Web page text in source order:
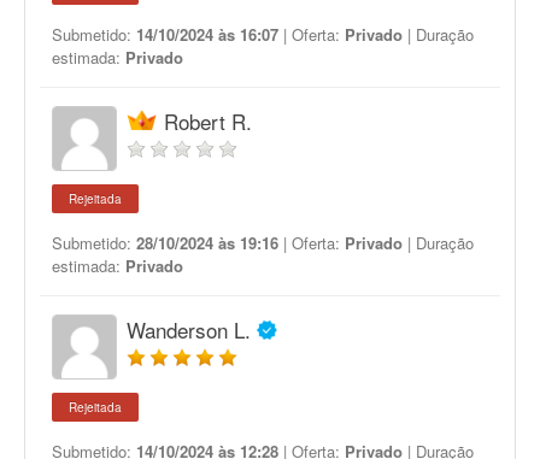
Submetido: 14/10/2024 às 16:07 | Oferta: Privado | Duração
estimada: Privado
Robert R.
Rejeitada
Submetido: 28/10/2024 às 19:16 | Oferta: Privado | Duração
estimada: Privado
Wanderson L.
Rejeitada
Submetido: 14/10/2024 às 12:28 | Oferta: Privado | Duração